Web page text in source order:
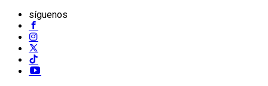
síguenos